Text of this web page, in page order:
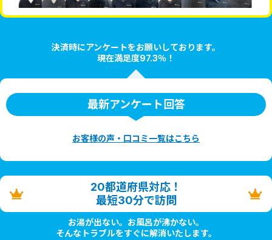
決済時にアンケートをお願いしております。
現在満足度97.3％！
最新アンケート回答
お客様の声・口コミ一覧はこちら
20都道府県対応！
最短30分で訪問
お湯が出ない。お風呂が沸かない。
そんなトラブルをすぐに解消いたします。